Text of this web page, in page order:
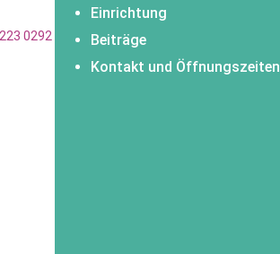
0292 32 (Sparkasse Hochfranken)
Einrichtung
Beiträge
Kontakt und Öffnungszeiten